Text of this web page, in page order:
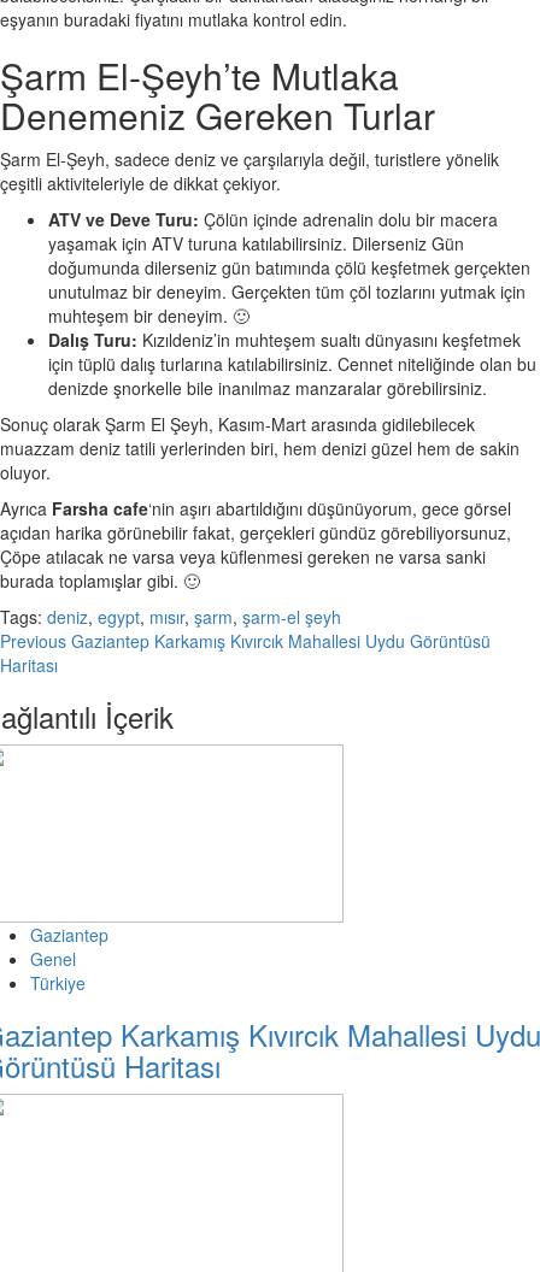
eşyanın buradaki fiyatını mutlaka kontrol edin.
Şarm El-Şeyh’te Mutlaka
Denemeniz Gereken Turlar
Şarm El-Şeyh, sadece deniz ve çarşılarıyla değil, turistlere yönelik
çeşitli aktiviteleriyle de dikkat çekiyor.
ATV ve Deve Turu: Çölün içinde adrenalin dolu bir macera
yaşamak için ATV turuna katılabilirsiniz. Dilerseniz Gün
doğumunda dilerseniz gün batımında çölü keşfetmek gerçekten
unutulmaz bir deneyim. Gerçekten tüm çöl tozlarını yutmak için
muhteşem bir deneyim. 🙂
Dalış Turu: Kızıldeniz’in muhteşem sualtı dünyasını keşfetmek
için tüplü dalış turlarına katılabilirsiniz. Cennet niteliğinde olan bu
denizde şnorkelle bile inanılmaz manzaralar görebilirsiniz.
Sonuç olarak Şarm El Şeyh, Kasım-Mart arasında gidilebilecek
muazzam deniz tatili yerlerinden biri, hem denizi güzel hem de sakin
oluyor.
Ayrıca Farsha cafe‘nin aşırı abartıldığını düşünüyorum, gece görsel
açıdan harika görünebilir fakat, gerçekleri gündüz görebiliyorsunuz,
Çöpe atılacak ne varsa veya küflenmesi gereken ne varsa sanki
burada toplamışlar gibi. 🙂
Tags: deniz, egypt, mısır, şarm, şarm-el şeyh
Continue
Reading
Previous Gaziantep Karkamış Kıvırcık Mahallesi Uydu Görüntüsü
Haritası
İçerik
Gaziantep
Genel
Türkiye
Karkamış Kıvırcık Mahallesi Uydu
Haritası